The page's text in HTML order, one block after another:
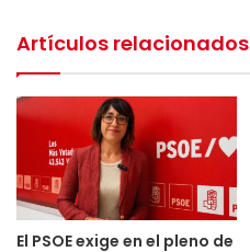
Artículos relacionados
El PSOE exige en el pleno de